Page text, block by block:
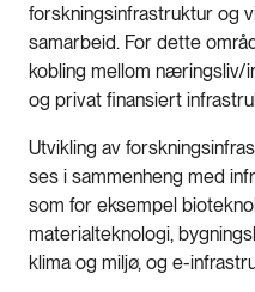
forskningsinfrastruktur og
samarbeid. For dette
kobling mellom næringsliv/
og privat finansiert
Utvikling av
ses i sammenheng med
som for eksempel
materialteknologi,
klima og miljø, og e-